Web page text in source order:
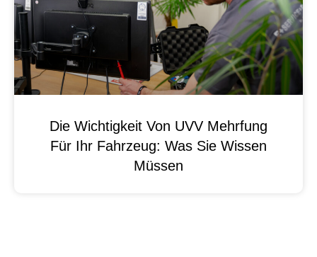
Die Wichtigkeit Von UVV Mehrfung
Für Ihr Fahrzeug: Was Sie Wissen
Müssen